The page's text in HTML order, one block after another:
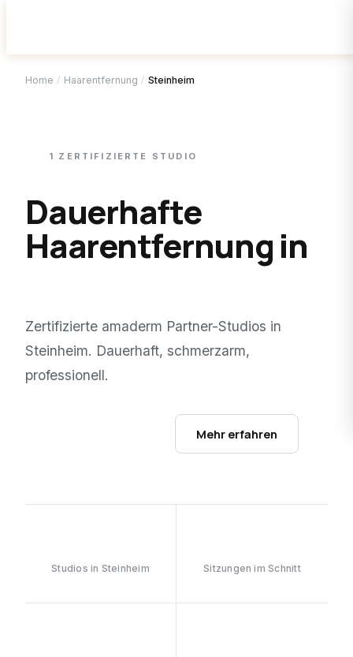
Home / Haarentfernung / Steinheim
1 ZERTIFIZIERTE STUDIO
Dauerhafte
Haarentfernung in
Zertifizierte amaderm Partner-Studios in
Steinheim. Dauerhaft, schmerzarm,
professionell.
Mehr erfahren
Studios in Steinheim Sitzungen im Schnitt